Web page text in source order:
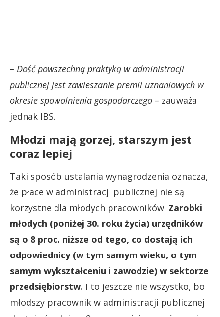
– Dość powszechną praktyką w administracji
publicznej jest zawieszanie premii uznaniowych w
okresie spowolnienia gospodarczego – zauważa
jednak IBS.
Młodzi mają gorzej, starszym jest
coraz lepiej
Taki sposób ustalania wynagrodzenia oznacza,
że płace w administracji publicznej nie są
korzystne dla młodych pracowników. Zarobki
młodych (poniżej 30. roku życia) urzędników
są o 8 proc. niższe od tego, co dostają ich
odpowiednicy (w tym samym wieku, o tym
samym wykształceniu i zawodzie) w sektorze
przedsiębiorstw. I to jeszcze nie wszystko, bo
młodszy pracownik w administracji publicznej